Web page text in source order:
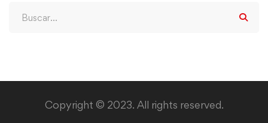
Copyright © 2023. All rights reserved.